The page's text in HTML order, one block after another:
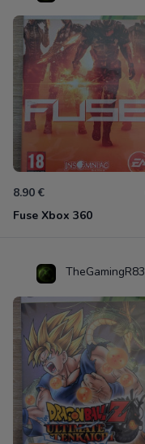
8.90 €
Fuse Xbox 360
TheGamingR83